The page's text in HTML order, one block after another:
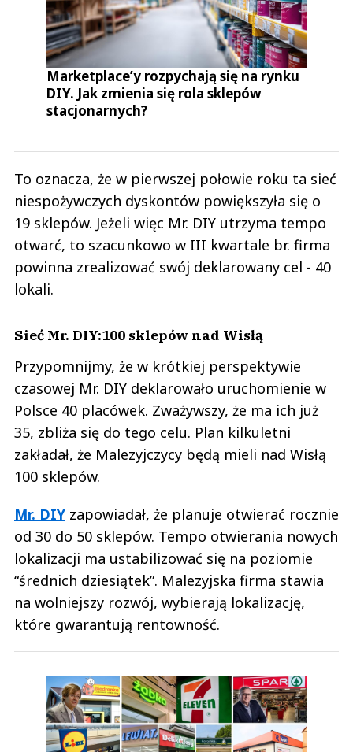
Marketplace’y rozpychają się na rynku
DIY. Jak zmienia się rola sklepów
stacjonarnych?
To oznacza, że w pierwszej połowie roku ta sieć
niespożywczych dyskontów powiększyła się o
19 sklepów. Jeżeli więc Mr. DIY utrzyma tempo
otwarć, to szacunkowo w III kwartale br. firma
powinna zrealizować swój deklarowany cel - 40
lokali.
Sieć Mr. DIY:100 sklepów nad Wisłą
Przypomnijmy, że w krótkiej perspektywie
czasowej Mr. DIY deklarowało uruchomienie w
Polsce 40 placówek. Zważywszy, że ma ich już
35, zbliża się do tego celu. Plan kilkuletni
zakładał, że Malezyjczycy będą mieli nad Wisłą
100 sklepów.
Mr. DIY zapowiadał, że planuje otwierać rocznie
od 30 do 50 sklepów. Tempo otwierania nowych
lokalizacji ma ustabilizować się na poziomie
“średnich dziesiątek”. Malezyjska firma stawia
na wolniejszy rozwój, wybierają lokalizację,
które gwarantują rentowność.